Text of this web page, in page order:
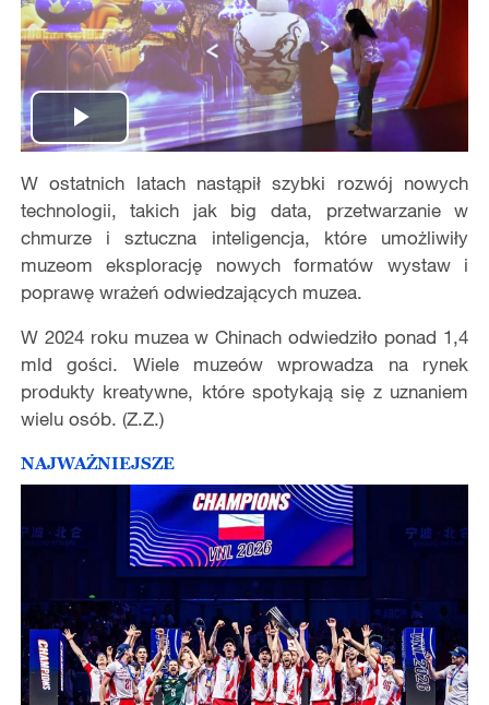
Play
Video
W ostatnich latach nastąpił szybki rozwój nowych
technologii, takich jak big data, przetwarzanie w
chmurze i sztuczna inteligencja, które umożliwiły
muzeom eksplorację nowych formatów wystaw i
poprawę wrażeń odwiedzających muzea.
W 2024 roku muzea w Chinach odwiedziło ponad 1,4
mld gości. Wiele muzeów wprowadza na rynek
produkty kreatywne, które spotykają się z uznaniem
wielu osób. (Z.Z.)
NAJWAŻNIEJSZE